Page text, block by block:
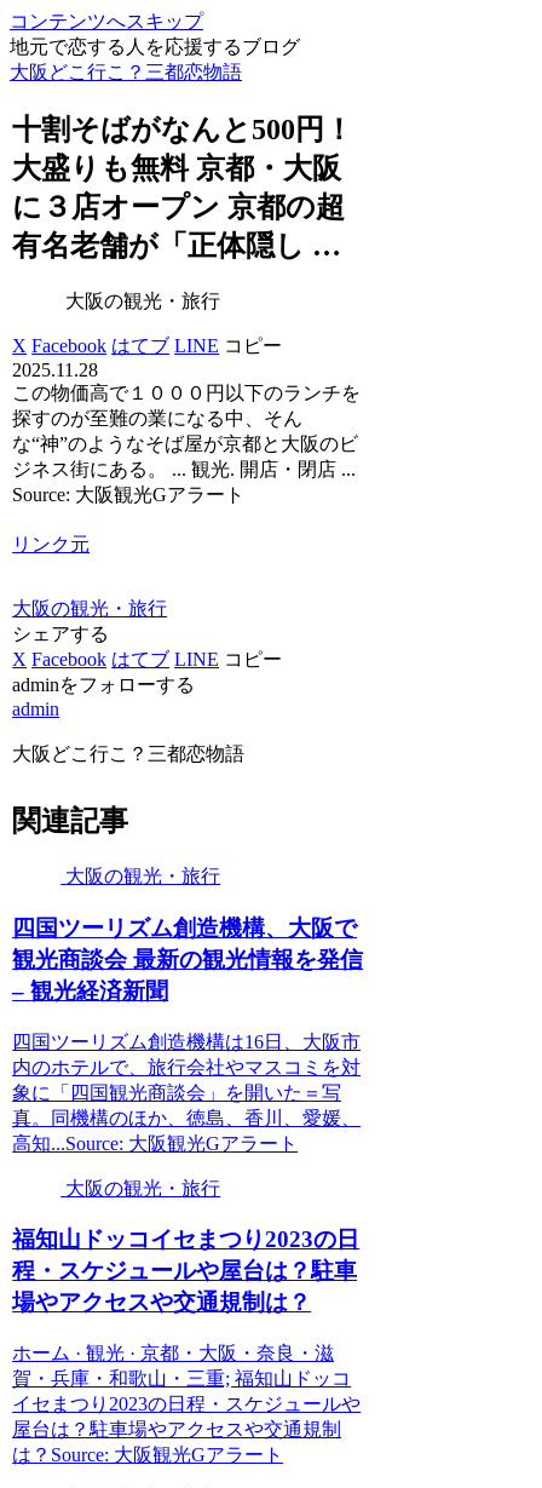
コンテンツへスキップ
地元で恋する人を応援するブログ
大阪どこ行こ？三都恋物語
十割そばがなんと500円！
大盛りも無料 京都・ 大阪
に３店オープン 京都の超
有名老舗が「正体隠し …
大阪の観光・旅行
X Facebook はてブ LINE コピー
2025.11.28
この物価高で１０００円以下のランチを
探すのが至難の業になる中、そん
な“神”のようなそば屋が京都と大阪のビ
ジネス街にある。 ... 観光. 開店・閉店 ...
Source: 大阪観光Gアラート
リンク元
大阪の観光・旅行
シェアする
X Facebook はてブ LINE コピー
adminをフォローする
admin
大阪どこ行こ？三都恋物語
関連記事
大阪の観光・旅行
四国ツーリズム創造機構、 大阪で
観光商談会 最新の観光情報を発信
–観光経済新聞
四国ツーリズム創造機構は16日、大阪市
内のホテルで、旅行会社やマスコミを対
象に「四国観光商談会」を開いた＝写
真。同機構のほか、徳島、香川、愛媛、
高知...Source: 大阪観光Gアラート
大阪の観光・旅行
福知山ドッコイセまつり2023の日
程・スケジュールや屋台は？駐車
場やアクセスや交通規制は？
ホーム · 観光 · 京都・大阪・奈良・滋
賀・兵庫・和歌山・三重; 福知山ドッコ
イセまつり2023の日程・スケジュールや
屋台は？駐車場やアクセスや交通規制
は？Source: 大阪観光Gアラート